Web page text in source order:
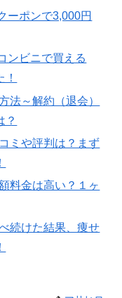
ーポンで3,000円
ンビニで買える
法～解約（退会）
？
ミや評判は？まず
料金は高い？１ヶ
続けた結果、痩せ